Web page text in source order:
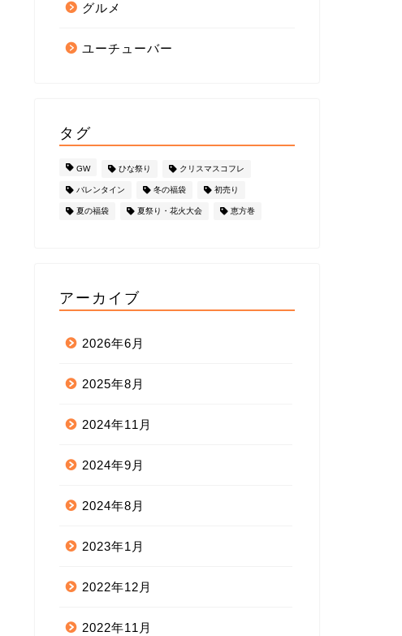
グルメ
ユーチューバー
タグ
GW ひな祭り クリスマスコフレ
バレンタイン 冬の福袋 初売り
夏の福袋 夏祭り・花火大会 恵方巻
アーカイブ
2026年6月
2025年8月
2024年11月
2024年9月
2024年8月
2023年1月
2022年12月
2022年11月